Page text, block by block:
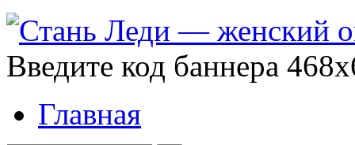
Введите код баннера
Главная